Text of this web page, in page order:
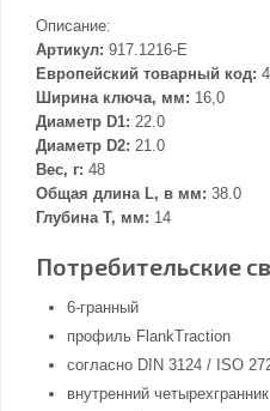
Описание:
Артикул: 917.1216-E
Европейский товарный код:
Ширина ключа, мм: 16,0
Диаметр D1: 22.0
Диаметр D2: 21.0
Вес, г: 48
Общая длина L, в мм: 38.0
Глубина Т, мм: 14
Потребительские
6-гранный
профиль FlankTraction
согласно DIN 3124 / ISO
внутренний